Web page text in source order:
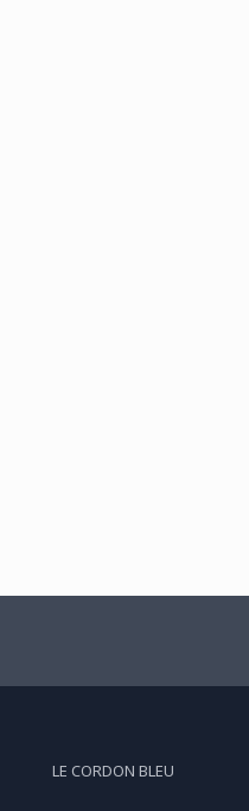
LE CORDON BLEU